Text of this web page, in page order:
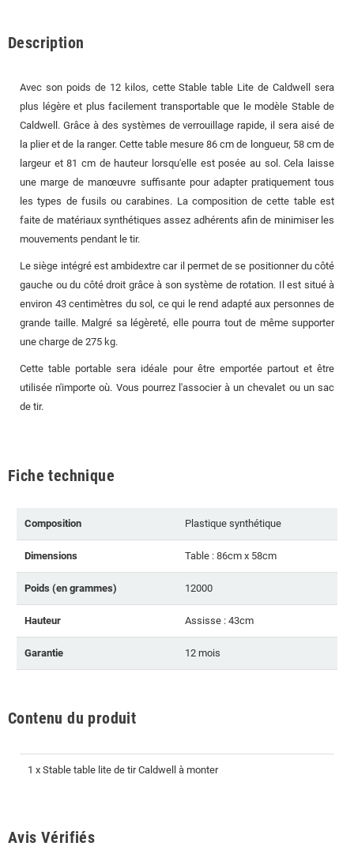
Description
Avec son poids de 12 kilos, cette Stable table Lite de Caldwell sera
plus légère et plus facilement transportable que le modèle Stable de
Caldwell. Grâce à des systèmes de verrouillage rapide, il sera aisé de
la plier et de la ranger. Cette table mesure 86 cm de longueur, 58 cm de
largeur et 81 cm de hauteur lorsqu'elle est posée au sol. Cela laisse
une marge de manœuvre suffisante pour adapter pratiquement tous
les types de fusils ou carabines. La composition de cette table est
faite de matériaux synthétiques assez adhérents afin de minimiser les
mouvements pendant le tir.
Le siège intégré est ambidextre car il permet de se positionner du côté
gauche ou du côté droit grâce à son système de rotation. Il est situé à
environ 43 centimètres du sol, ce qui le rend adapté aux personnes de
grande taille. Malgré sa légèreté, elle pourra tout de même supporter
une charge de 275 kg.
Cette table portable sera idéale pour être emportée partout et être
utilisée n'importe où. Vous pourrez l'associer à un chevalet ou un sac
de tir.
Fiche technique
Composition Plastique synthétique
Dimensions Table : 86cm x 58cm
Poids (en grammes) 12000
Hauteur Assisse : 43cm
Garantie 12 mois
Contenu du produit
1 x Stable table lite de tir Caldwell à monter
Avis Vérifiés